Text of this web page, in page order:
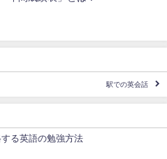
駅での英会話
る英語の勉強方法